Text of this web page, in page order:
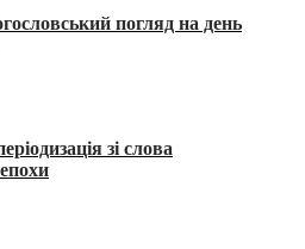
погляд на день
зі слова